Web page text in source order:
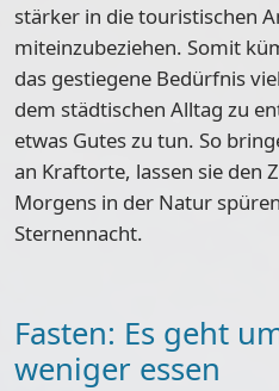
stärker in die touristischen
miteinzubeziehen. Somit
das gestiegene Bedürfnis
dem städtischen Alltag zu
etwas Gutes zu tun. So
an Kraftorte, lassen sie den
Morgens in der Natur
Sternennacht.
Fasten: Es geht
weniger essen